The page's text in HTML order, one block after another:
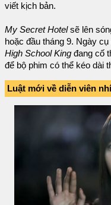
viết kịch bản.
My Secret Hotelsẽ lên
hoặc đầu tháng 9. Ngày
High School King đang cố
để bộ phim có thể kéo dài
Luật mới về diễn viên